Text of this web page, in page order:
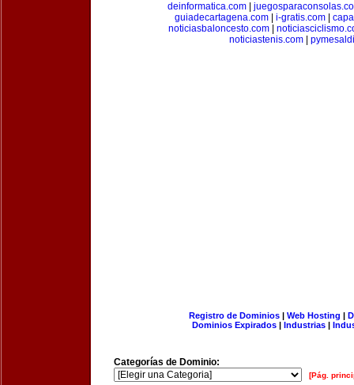
deinformatica.com
guiadecartagena.com| i-gratis.com|
noticiasbaloncesto.com
noticiastenis.com
Registro de Dominios| Web Hosting |
Dominios Expirados | Industrias |
Categorías de Dominio:
[Pág.